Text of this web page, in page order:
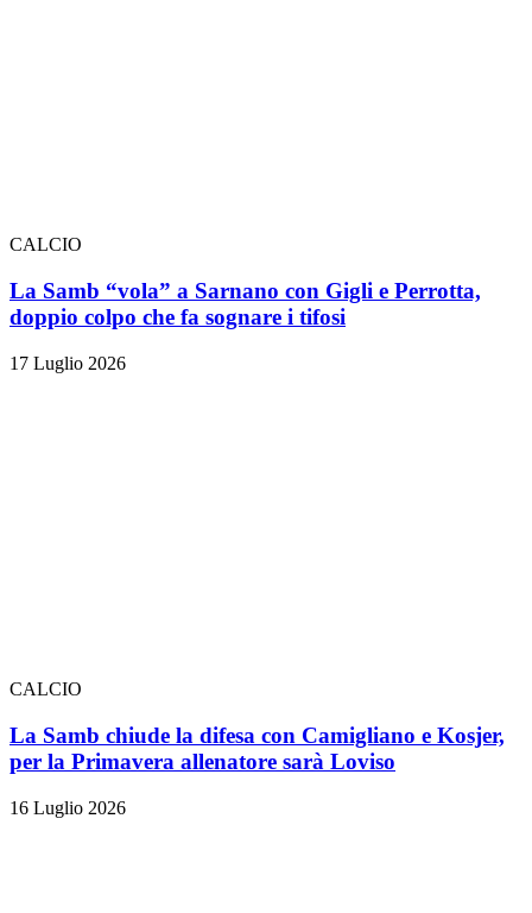
CALCIO
La Samb “vola” a Sarnano con Gigli e Perrotta,
doppio colpo che fa sognare i tifosi
17 Luglio 2026
CALCIO
La Samb chiude la difesa con Camigliano e Kosjer,
per la Primavera allenatore sarà Loviso
16 Luglio 2026